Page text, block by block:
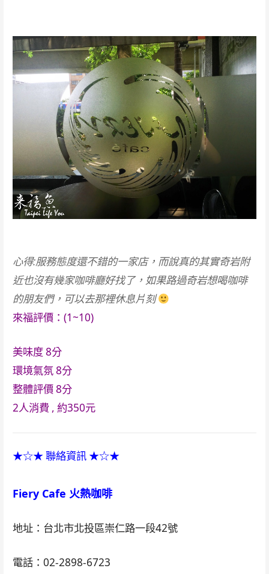
心得:服務態度還不錯的一家店，而說真的其實奇岩附
近也沒有幾家咖啡廳好找了，如果路過奇岩想喝咖啡
的朋友們，可以去那裡休息片刻
來福評價：(1~10)
美味度8分
環境氣氛8分
整體評價8分
2人消費 , 約350元
★☆★ 聯絡資訊 ★☆★
Fiery Cafe 火熱咖啡
地址：台北市北投區崇仁路一段42號
電話：02-2898-6723